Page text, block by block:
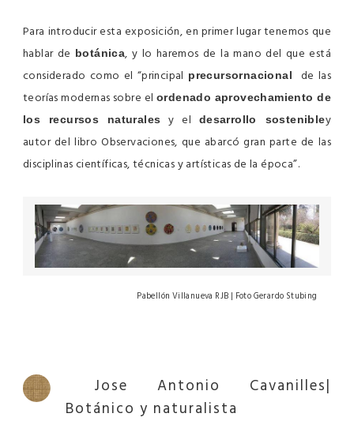
Para introducir esta exposición, en primer lugar tenemos que
hablar de botánica, y lo haremos de la mano del que está
considerado como el “principal precursornacional
de las
teorías modernas sobre el ordenado aprovechamiento de
los recursos naturales
y el desarrollo sostenibley
autor del libro Observaciones, que abarcó gran parte de las
disciplinas científicas, técnicas y artísticas de la época”.
Pabellón Villanueva RJB | Foto Gerardo Stubing
Jose Antonio Cavanilles|
Botánico y naturalista